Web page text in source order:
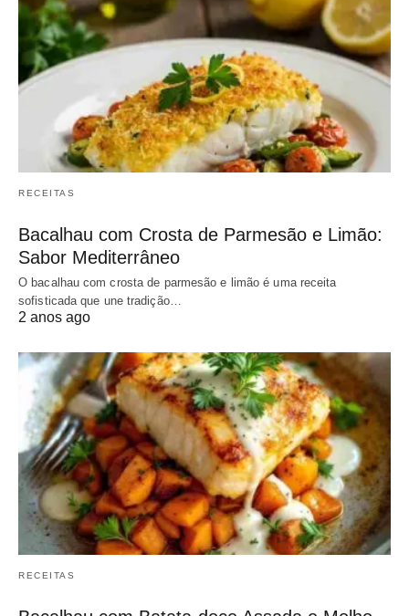
RECEITAS
Bacalhau com Crosta de Parmesão e Limão:
Sabor Mediterrâneo
O bacalhau com crosta de parmesão e limão é uma receita
sofisticada que une tradição…
2 anos ago
RECEITAS